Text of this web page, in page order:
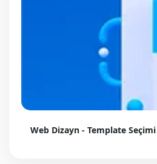
Web Dizayn - Template Seçimi